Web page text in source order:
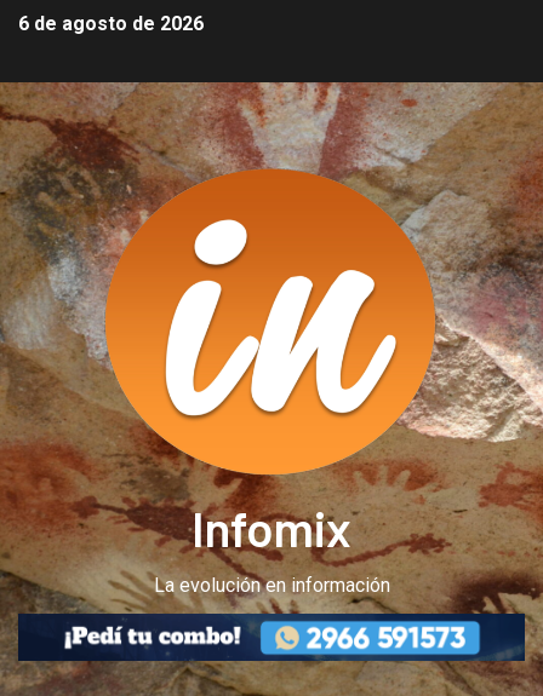
6 de agosto de 2026
Infomix
La evolución en información